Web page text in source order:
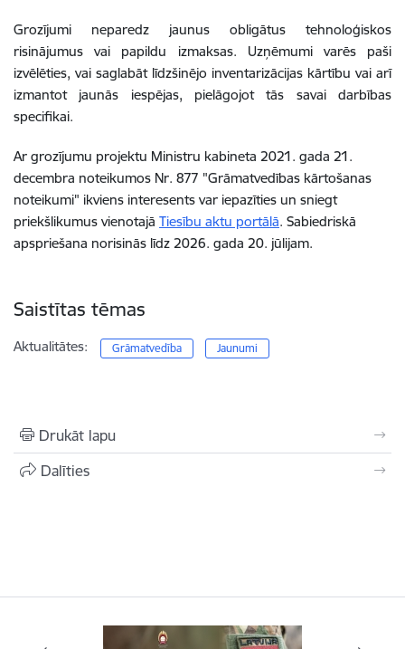
Grozījumi neparedz jaunus obligātus tehnoloģiskos
risinājumus vai papildu izmaksas. Uzņēmumi varēs paši
izvēlēties, vai saglabāt līdzšinējo inventarizācijas kārtību vai arī
izmantot jaunās iespējas, pielāgojot tās savai darbības
specifikai.
Ar grozījumu projektu Ministru kabineta 2021. gada 21.
decembra noteikumos Nr. 877 "Grāmatvedības kārtošanas
noteikumi" ikviens interesents var iepazīties un sniegt
priekšlikumus vienotajā Tiesību aktu portālā. Sabiedriskā
apspriešana norisinās līdz 2026. gada 20. jūlijam.
Saistītas tēmas
Aktualitātes: Grāmatvedība Jaunumi
Drukāt lapu
Dalīties